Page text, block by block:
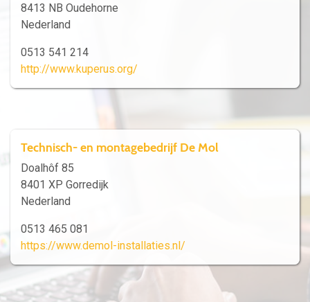
8413 NB Oudehorne
Nederland
0513 541 214
http://www.kuperus.org/
Technisch- en montagebedrijf De Mol
Doalhôf 85
8401 XP Gorredijk
Nederland
0513 465 081
https://www.demol-installaties.nl/